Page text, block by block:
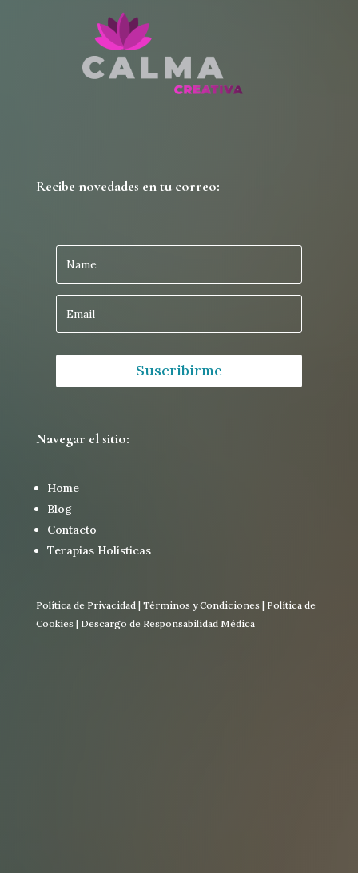
Recibe novedades en tu correo:
Suscribirme
Navegar el sitio:
Home
Blog
Contacto
Terapias Holísticas
Política de Privacidad | Términos y Condiciones| Política de
Cookies| Descargo de Responsabilidad Médica